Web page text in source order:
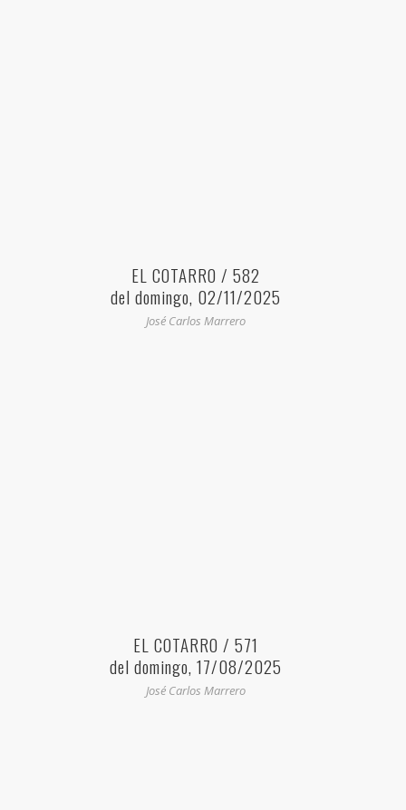
EL COTARRO / 582
del domingo, 02/11/2025
José Carlos Marrero
EL COTARRO / 571
del domingo, 17/08/2025
José Carlos Marrero